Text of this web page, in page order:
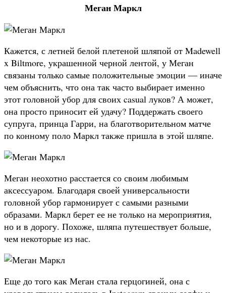
Меган Маркл
Кажется, с летней белой плетеной шляпой от Madewell
x Biltmore, украшенной черной лентой, у Меган
связаны только самые положительные эмоции — иначе
чем объяснить, что она так часто выбирает именно
этот головной убор для своих casual луков? А может,
она просто приносит ей удачу? Поддержать своего
супруга, принца Гарри, на благотворительном матче
по конному поло Маркл также пришла в этой шляпе.
Меган неохотно расстается со своим любимым
аксессуаром. Благодаря своей универсальности
головной убор гармонирует с самыми разными
образами. Маркл берет ее не только на мероприятия,
но и в дорогу. Похоже, шляпа путешествует больше,
чем некоторые из нас.
Еще до того как Меган стала герцогиней, она с